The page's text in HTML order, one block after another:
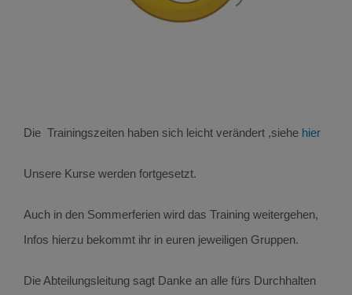
Die Trainingszeiten haben sich leicht verändert ,siehe hier
Unsere Kurse werden fortgesetzt.
Auch in den Sommerferien wird das Training weitergehen,
Infos hierzu bekommt ihr in euren jeweiligen Gruppen.
Die Abteilungsleitung sagt Danke an alle fürs Durchhalten